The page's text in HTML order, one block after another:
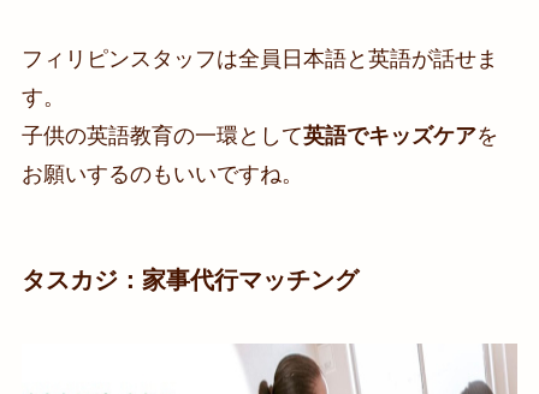
フィリピンスタッフは全員日本語と英語が話せま
す。
子供の英語教育の一環として英語でキッズケアを
お願いするのもいいですね。
タスカジ：家事代行マッチング